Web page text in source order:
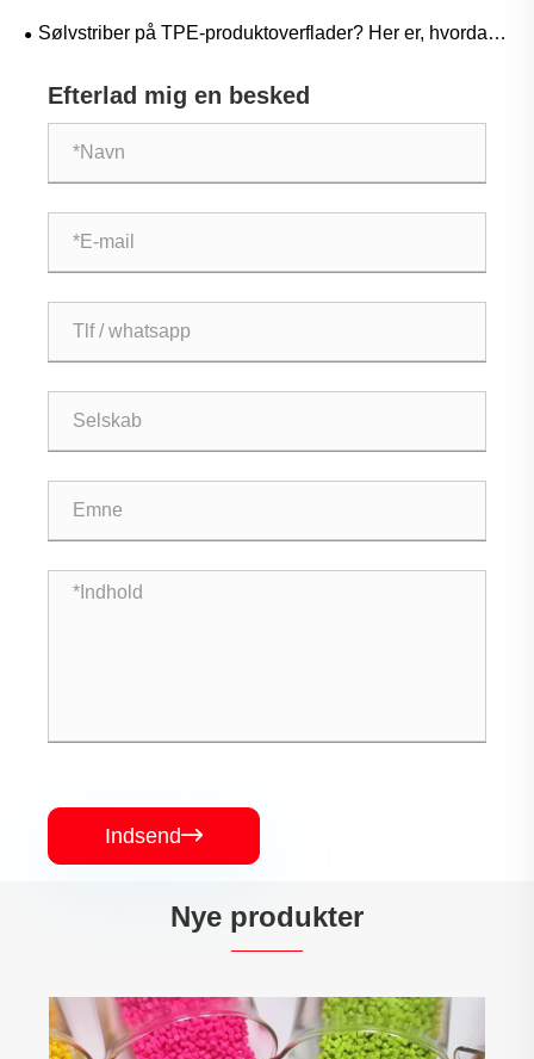
temperatur – applikationer, hvor det virkelig skinner ved
Sølvstriber på TPE-produktoverflader? Her er, hvordan
Efterlad mig en besked
Indsend
Nye produkter